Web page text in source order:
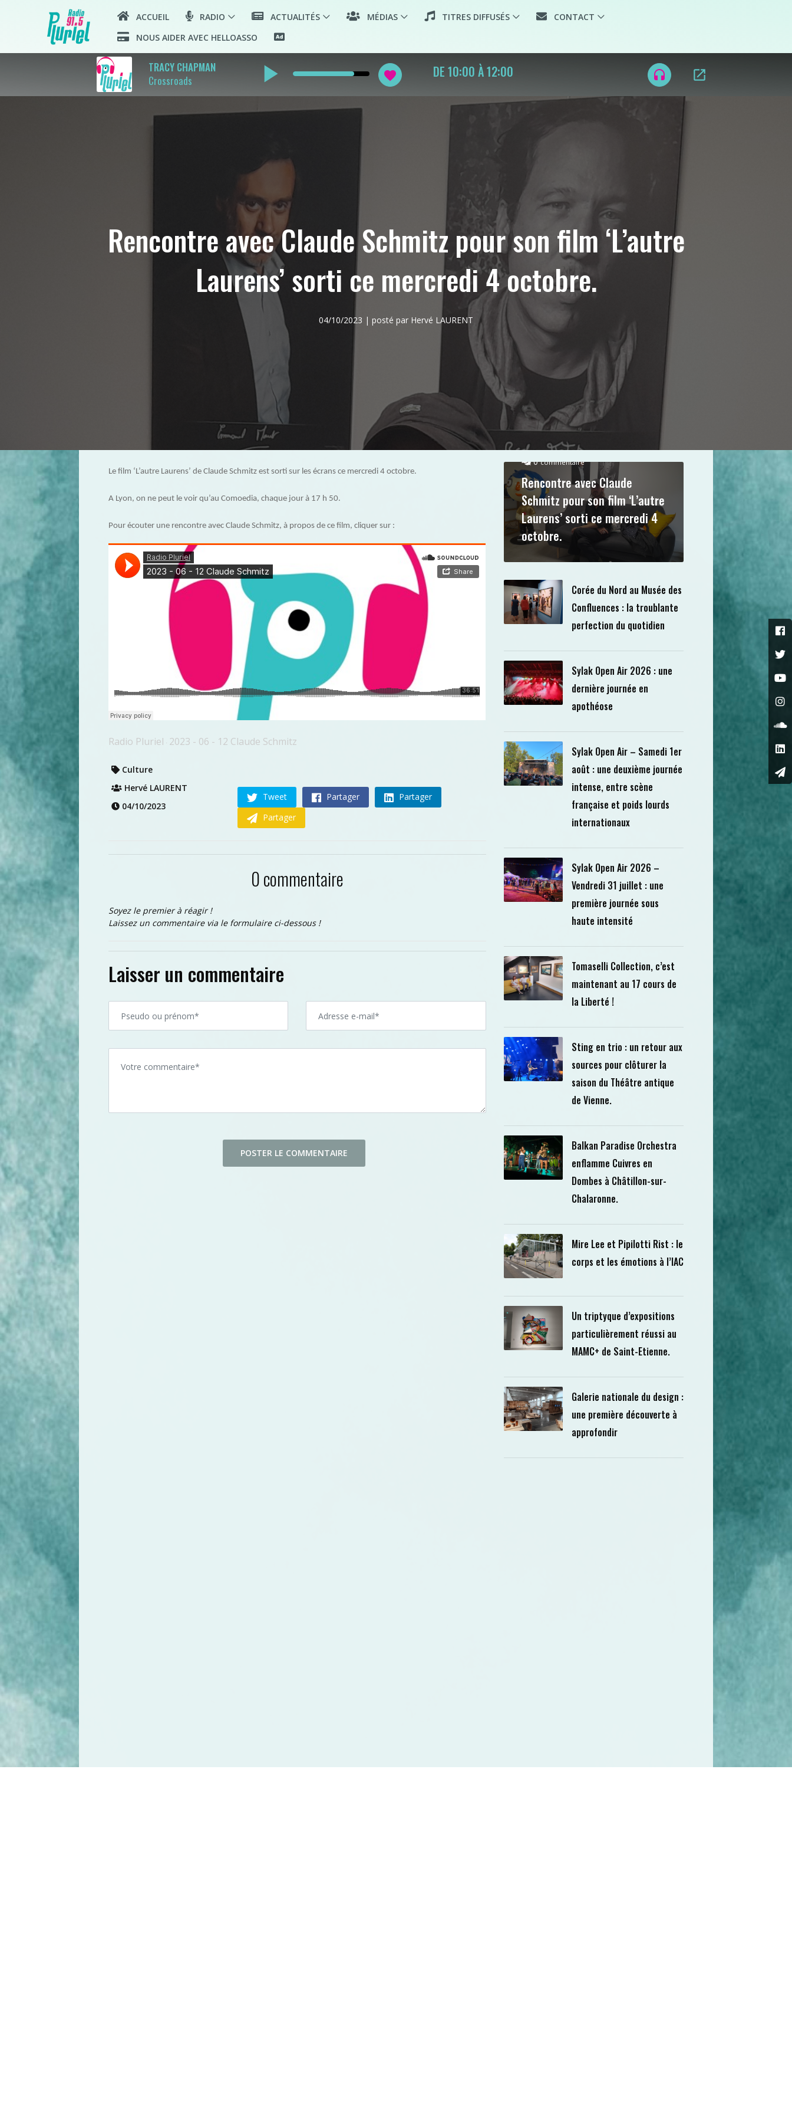
ACCUEIL RADIO ACTUALITÉS MÉDIAS TITRES DIFFUSÉS
CONTACT
NOUS AIDER AVEC HELLOASSO
TRACY CHAPMAN
Crossroads
play_arrow favorite
VIVRE ENSEMBLE
headset open_in_new
Rencontre avec Claude Schmitz pour son film ‘L’autre
Laurens’ sorti ce mercredi 4 octobre.
04/10/2023 | posté par Hervé LAURENT
Le film ‘L’autre Laurens’ de Claude Schmitz est sorti sur les écrans ce mercredi 4 octobre.
A Lyon, on ne peut le voir qu’au Comoedia, chaque jour à 17 h 50.
Pour écouter une rencontre avec Claude Schmitz, à propos de ce film, cliquer sur :
Radio Pluriel · 2023 - 06 - 12 Claude Schmitz
Culture
Hervé LAURENT
04/10/2023
Tweet Partager
Partager
Partager
0 commentaire
Soyez le premier à réagir !
Laissez un commentaire via le formulaire ci-dessous !
Laisser un commentaire
0commentaire
Rencontre avec Claude
Schmitz pour son film ‘L’autre
Laurens’ sorti ce mercredi 4
octobre.
Corée du Nord au Musée des
Confluences : la troublante
perfection du quotidien
Sylak Open Air 2026 : une
dernière journée en
apothéose
Sylak Open Air – Samedi 1er
août : une deuxième journée
intense, entre scène
française et poids lourds
internationaux
Sylak Open Air 2026 –
Vendredi 31 juillet : une
première journée sous
haute intensité
Tomaselli Collection, c’est
maintenant au 17 cours de
la Liberté !
Sting en trio : un retour aux
sources pour clôturer la
saison du Théâtre antique
de Vienne.
Balkan Paradise Orchestra
enflamme Cuivres en
Dombes à Châtillon-sur-
Chalaronne.
Mire Lee et Pipilotti Rist : le
corps et les émotions à l’IAC
Un triptyque d’expositions
particulièrement réussi au
MAMC+ de Saint-Etienne.
Galerie nationale du design :
une première découverte à
approfondir